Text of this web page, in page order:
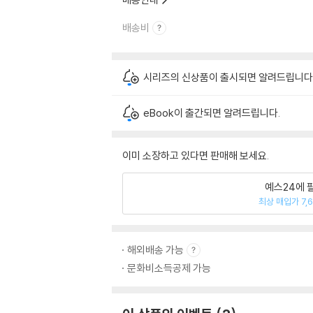
배송비
시리즈의 신상품이 출시되면 알려드립니
eBook이 출간되면 알려드립니다.
이미 소장하고 있다면 판매해 보세요.
예스24에
최상 매입가
해외배송 가능
문화비소득공제 가능